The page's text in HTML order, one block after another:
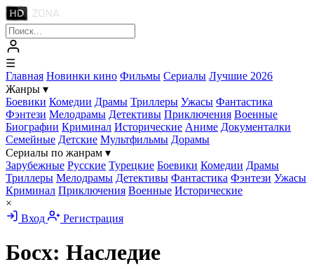
☰
Главная Новинки кино Фильмы Сериалы Лучшие 2026
Жанры ▾
Боевики Комедии Драмы Триллеры Ужасы Фантастика
Фэнтези Мелодрамы Детективы Приключения Военные
Биографии Криминал Исторические Аниме Документалки
Семейные Детские Мультфильмы Дорамы
Сериалы по жанрам ▾
Зарубежные Русские Турецкие Боевики Комедии Драмы
Триллеры Мелодрамы Детективы Фантастика Фэнтези Ужасы
Криминал Приключения Военные Исторические
×
Вход
Регистрация
Босх: Наследие